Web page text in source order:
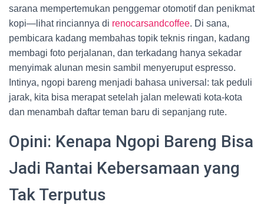
sarana mempertemukan penggemar otomotif dan penikmat
kopi—lihat rinciannya di renocarsandcoffee. Di sana,
pembicara kadang membahas topik teknis ringan, kadang
membagi foto perjalanan, dan terkadang hanya sekadar
menyimak alunan mesin sambil menyeruput espresso.
Intinya, ngopi bareng menjadi bahasa universal: tak peduli
jarak, kita bisa merapat setelah jalan melewati kota-kota
dan menambah daftar teman baru di sepanjang rute.
Opini: Kenapa Ngopi Bareng Bisa
Jadi Rantai Kebersamaan yang
Tak Terputus